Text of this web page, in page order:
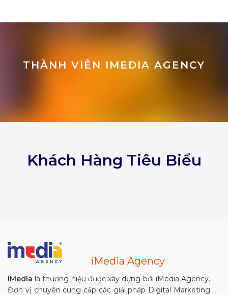
THÀNH VIÊN IMEDIA AGENCY
Khách Hàng Tiêu Biểu
iMedia Agency
iMedia là thương hiệu được xây dựng bởi iMedia Agency.
Đơn vị chuyên cung cấp các giải pháp Digital Marketing